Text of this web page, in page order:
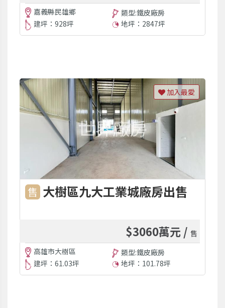
嘉義縣民雄鄉
類型:鐵皮廠房
建坪：928坪
地坪：2847坪
售 大樹區九大工業城廠房出售
$3060萬元 / 售
高雄市大樹區
類型:鐵皮廠房
建坪：61.03坪
地坪：101.78坪
加入最愛